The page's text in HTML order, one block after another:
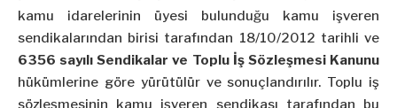
kamu idarelerinin üyesi bulunduğu kamu işveren
sendikalarından birisi tarafından 18/10/2012 tarihli ve
6356 sayılı Sendikalar ve Toplu İş Sözleşmesi Kanunu
hükümlerine göre yürütülür ve sonuçlandırılır. Toplu iş
sözleşmesinin kamu işveren sendikası tarafından bu